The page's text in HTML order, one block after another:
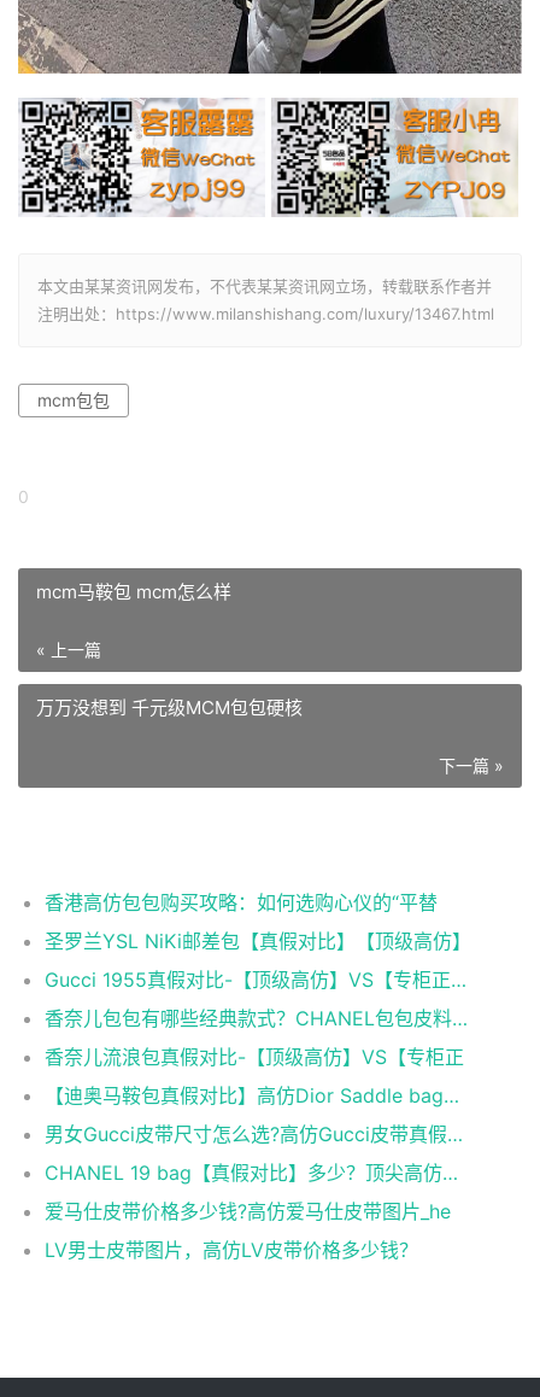
本文由某某资讯网发布，不代表某某资讯网立场，转载联系作者并
注明出处：https://www.milanshishang.com/luxury/13467.html
mcm包包
0
mcm马鞍包 mcm怎么样
« 上一篇
万万没想到 千元级MCM包包硬核
下一篇 »
香港高仿包包购买攻略：如何选购心仪的“平替
圣罗兰YSL NiKi邮差包【真假对比】【顶级高仿】
Gucci 1955真假对比-【顶级高仿】VS【专柜正品】
香奈儿包包有哪些经典款式？CHANEL包包皮料科普
香奈儿流浪包真假对比-【顶级高仿】VS【专柜正
【迪奥马鞍包真假对比】高仿Dior Saddle bag马鞍包
男女Gucci皮带尺寸怎么选?高仿Gucci皮带真假对比！
CHANEL 19 bag【真假对比】多少？顶尖高仿香奈儿
爱马仕皮带价格多少钱?高仿爱马仕皮带图片_he
LV男士皮带图片，高仿LV皮带价格多少钱？